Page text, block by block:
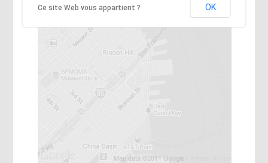
Ce site Web vous appartient ? OK